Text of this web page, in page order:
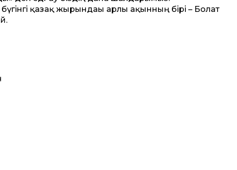
қазақ жырындағы арлы ақынның бірі – Болат